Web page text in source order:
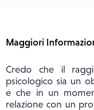
Maggiori
Credo che il
psicologico sia un
e che in un
relazione con un